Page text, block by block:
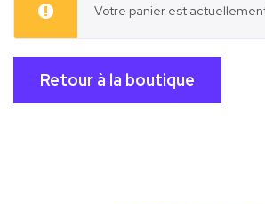
Votre panier est
Retour à la boutique